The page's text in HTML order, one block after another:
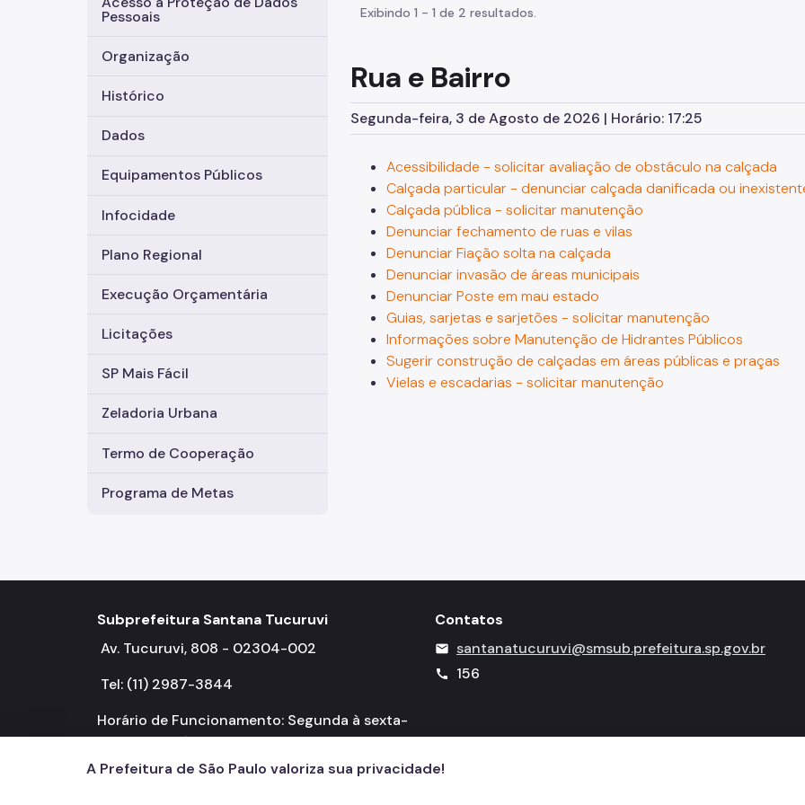
Pessoais
Organização
Histórico
Dados
Equipamentos Públicos
Infocidade
Plano Regional
Execução Orçamentária
Licitações
SP Mais Fácil
Zeladoria Urbana
Termo de Cooperação
Programa de Metas
Exibindo 1 - 1 de 2 resultados.
Rua e Bairro
Segunda-feira, 3 de Agosto de 2026 | Horário: 17:25
Acessibilidade - solicitar avaliação de obstáculo na calçada
Calçada particular - denunciar calçada danificada ou
Calçada pública - solicitar manutenção
Denunciar fechamento de ruas e vilas
Denunciar Fiação solta na calçada
Denunciar invasão de áreas municipais
Denunciar Poste em mau estado
Guias, sarjetas e sarjetões - solicitar manutenção
Informações sobre Manutenção de Hidrantes Públicos
Sugerir construção de calçadas em áreas públicas e praças
Vielas e escadarias - solicitar manutenção
Subprefeitura Santana Tucuruvi
Av. Tucuruvi, 808 - 02304-002
Tel: (11) 2987-3844
Horário de Funcionamento: Segunda à sexta-
feira, das 8h às 17h
Contatos
mail santanatucuruvi@smsub.prefeitura.sp.gov.br
call 156
A Prefeitura de São Paulo valoriza sua privacidade!